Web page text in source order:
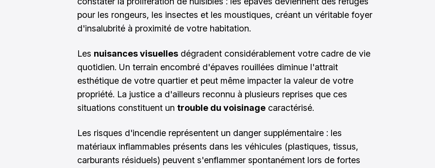
pour les rongeurs, les insectes et les moustiques, créant un véritable foyer
d'insalubrité à proximité de votre habitation.
Les nuisances visuelles dégradent considérablement votre cadre de vie
quotidien. Un terrain encombré d'épaves rouillées diminue l'attrait
esthétique de votre quartier et peut même impacter la valeur de votre
propriété. La justice a d'ailleurs reconnu à plusieurs reprises que ces
situations constituent un trouble du voisinage caractérisé.
Les risques d'incendie représentent un danger supplémentaire : les
matériaux inflammables présents dans les véhicules (plastiques, tissus,
carburants résiduels) peuvent s'enflammer spontanément lors de fortes